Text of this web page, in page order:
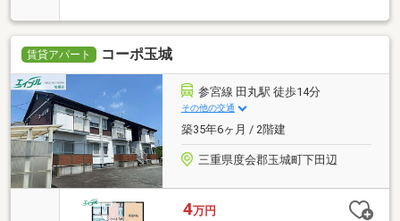
賃貸アパート コーポ玉城
参宮線 田丸駅 徒歩14分
その他の交通
築35年6ヶ月 / 2階建
三重県度会郡玉城町下田辺
4万円